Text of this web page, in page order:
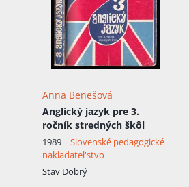
Anna Benešová
Anglický jazyk pre 3.
ročník stredných škôl
1989 | Slovenské pedagogické
nakladatel'stvo
Stav Dobrý